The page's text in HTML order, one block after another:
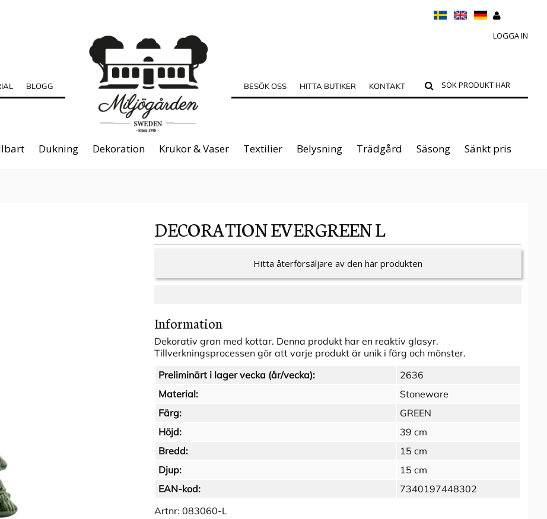
LOGGA IN
BLOGG BESÖK OSS HITTA BUTIKER KONTAKT
Dukning Dekoration Krukor & Vaser Textilier Belysning Trädgård Säsong Sänkt pris
DECORATION EVERGREEN L
Hitta återförsäljare av den här produkten
Information
Dekorativ gran med kottar. Denna produkt har en reaktiv glasyr.
Tillverkningsprocessen gör att varje produkt är unik i färg och mönster.
Preliminärt i lager vecka (år/vecka):
2636
Material:
Stoneware
Färg:
GREEN
Höjd:
39 cm
Bredd:
15 cm
Djup:
15 cm
EAN-kod:
7340197448302
Artnr: 083060-L